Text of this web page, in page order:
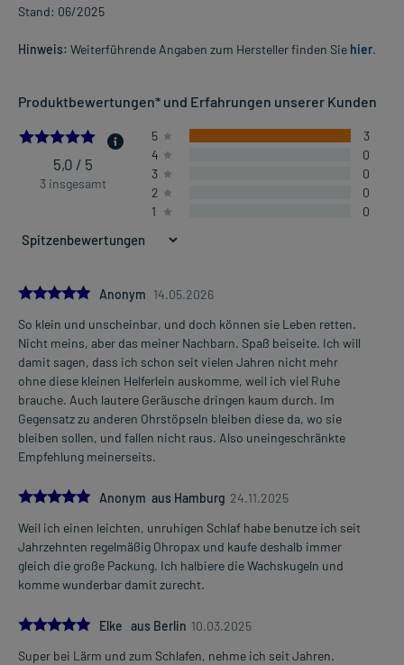
Stand: 06/2025
Hinweis: Weiterführende Angaben zum Hersteller finden Sie hier.
Produktbewertungen* und Erfahrungen unserer Kunden
5.0
5,0 / 5
3 insgesamt
5
3
4
0
3
0
2
0
1
0
5.0Anonym 14.05.2026
So klein und unscheinbar, und doch können sie Leben retten.
Nicht meins, aber das meiner Nachbarn. Spaß beiseite. Ich will
damit sagen, dass ich schon seit vielen Jahren nicht mehr
ohne diese kleinen Helferlein auskomme, weil ich viel Ruhe
brauche. Auch lautere Geräusche dringen kaum durch. Im
Gegensatz zu anderen Ohrstöpseln bleiben diese da, wo sie
bleiben sollen, und fallen nicht raus. Also uneingeschränkte
Empfehlung meinerseits.
5.0Anonym aus Hamburg 24.11.2025
Weil ich einen leichten, unruhigen Schlaf habe benutze ich seit
Jahrzehnten regelmäßig Ohropax und kaufe deshalb immer
gleich die große Packung. Ich halbiere die Wachskugeln und
komme wunderbar damit zurecht.
5.0
Elke aus Berlin 10.03.2025
Super bei Lärm und zum Schlafen, nehme ich seit Jahren.